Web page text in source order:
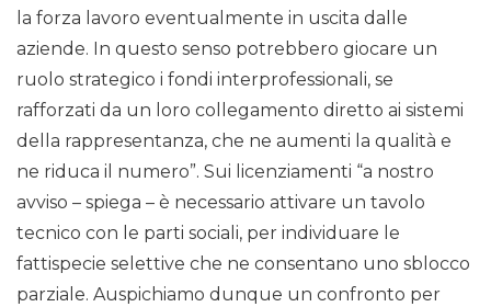
la forza lavoro eventualmente in uscita dalle
aziende. In questo senso potrebbero giocare un
ruolo strategico i fondi interprofessionali, se
rafforzati da un loro collegamento diretto ai sistemi
della rappresentanza, che ne aumenti la qualità e
ne riduca il numero”. Sui licenziamenti “a nostro
avviso – spiega – è necessario attivare un tavolo
tecnico con le parti sociali, per individuare le
fattispecie selettive che ne consentano uno sblocco
parziale. Auspichiamo dunque un confronto per